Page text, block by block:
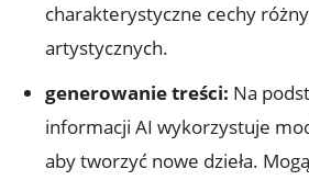
charakterystyczne cechy
artystycznych.
generowanie treści: Na
informacji AI wykorzystuje
aby tworzyć nowe dzieła.